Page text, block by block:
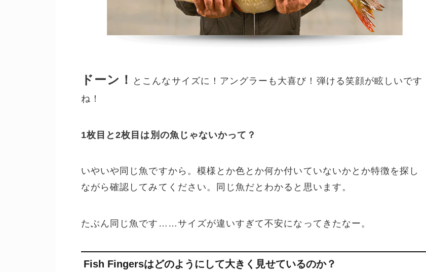
ドーン！
とこんなサイズに！アングラーも大喜び！弾ける笑顔が眩しいです
ね！
1枚目と2枚目は別の魚じゃないかって？
いやいや同じ魚ですから。模様とか色とか何か付いていないかとか特徴を探し
ながら確認してみてください。同じ魚だとわかると思います。
たぶん同じ魚です……サイズが違いすぎて不安になってきたなー。
Fish Fingersはどのようにして大きく見せているのか？